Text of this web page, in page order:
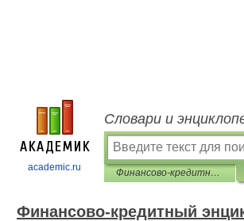
academic.ru
Словари и
Финансово-кредитный энциклопедический словарь
Финансово-кредитный